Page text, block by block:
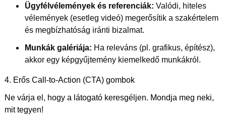
Ügyfélvélemények és referenciák: Valódi, hiteles
vélemények (esetleg videó) megerősítik a szakértelem
és megbízhatóság iránti bizalmat.
Munkák galériája: Ha releváns (pl. grafikus, építész),
akkor egy képgyűjtemény kiemelkedő munkákról.
4. Erős Call-to-Action (CTA) gombok
Ne várja el, hogy a látogató keresgéljen. Mondja meg neki,
mit tegyen!